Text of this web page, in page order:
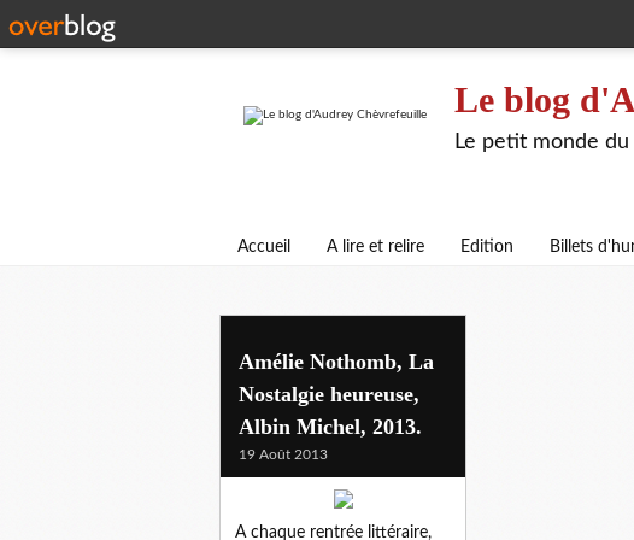
Le blog
Le petit monde
Accueil A lire et relire Edition Billets
Amélie Nothomb, La
Nostalgie heureuse,
Albin Michel, 2013.
19 Août 2013
A chaque rentrée littéraire,